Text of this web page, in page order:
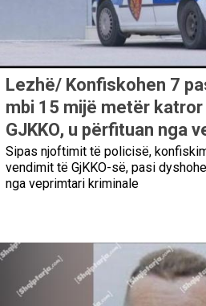
Lezhë/ Konfiskohen 7
mbi 15 mijë metër
GJKKO, u përfituan nga
Sipas njoftimit të policisë,
vendimit të GjKKO-së, pasi
nga veprimtari kriminale